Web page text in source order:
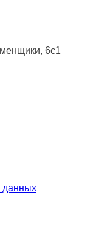
6с1
данных